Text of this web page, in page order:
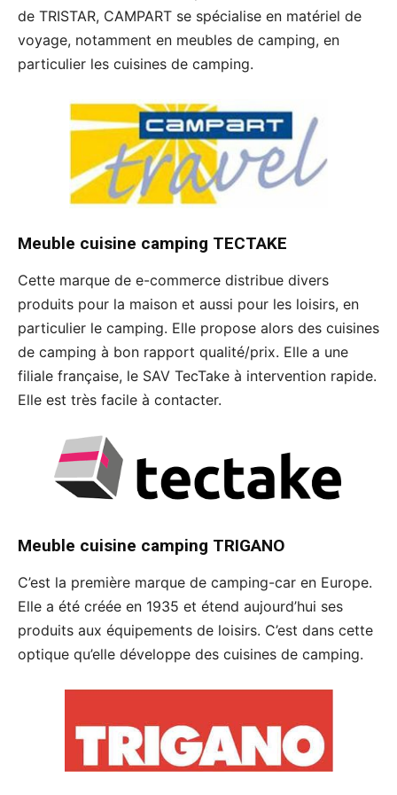
de TRISTAR, CAMPART se spécialise en matériel de
voyage, notamment en meubles de camping, en
particulier les cuisines de camping.
Meuble cuisine camping TECTAKE
Cette marque de e-commerce distribue divers
produits pour la maison et aussi pour les loisirs, en
particulier le camping. Elle propose alors des cuisines
de camping à bon rapport qualité/prix. Elle a une
filiale française, le SAV TecTake à intervention rapide.
Elle est très facile à contacter.
Meuble cuisine camping TRIGANO
C’est la première marque de camping-car en Europe.
Elle a été créée en 1935 et étend aujourd’hui ses
produits aux équipements de loisirs. C’est dans cette
optique qu’elle développe des cuisines de camping.